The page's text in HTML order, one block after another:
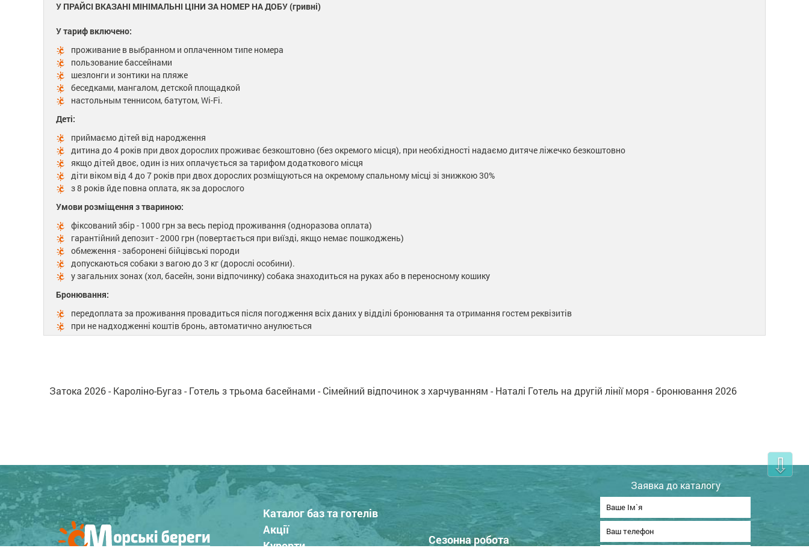
У ПРАЙСІ ВКАЗАНІ МІНІМАЛЬНІ ЦІНИ ЗА НОМЕР НА ДОБУ (гривні)
У тариф включено:
проживание в выбранном и оплаченном типе номера
пользование бассейнами
шезлонги и зонтики на пляже
беседками, мангалом, детской площадкой
настольным теннисом, батутом, Wi-Fi.
Деті:
приймаємо дітей від народження
дитина до 4 років при двох дорослих проживає безкоштовно (без окремого місця), при необхідності надаємо дитяче ліжечко безкоштовно
якщо дітей двоє, один із них оплачується за тарифом додаткового місця
діти віком від 4 до 7 років при двох дорослих розміщуються на окремому спальному місці зі знижкою 30%
з 8 років йде повна оплата, як за дорослого
Умови розміщення з твариною:
фіксований збір - 1000 грн за весь період проживання (одноразова оплата)
гарантійний депозит - 2000 грн (повертається при виїзді, якщо немає пошкоджень)
обмеження - заборонені бійцівські породи
допускаються собаки з вагою до 3 кг (дорослі особини).
у загальних зонах (хол, басейн, зони відпочинку) собака знаходиться на руках або в переносному кошику
Бронювання:
передоплата за проживання провадиться після погодження всіх даних у відділі бронювання та отримання гостем реквізитів
при не надходженні коштів бронь, автоматично анулюється
Затока 2026 - Кароліно-Бугаз - Готель з трьома басейнами - Сімейний відпочинок з харчуванням - Наталі Готель на другій лінії моря - бронювання 2026
Каталог баз та готелів
Акції
Курорти
Сезонна робота
Заявка до каталогу
⇩